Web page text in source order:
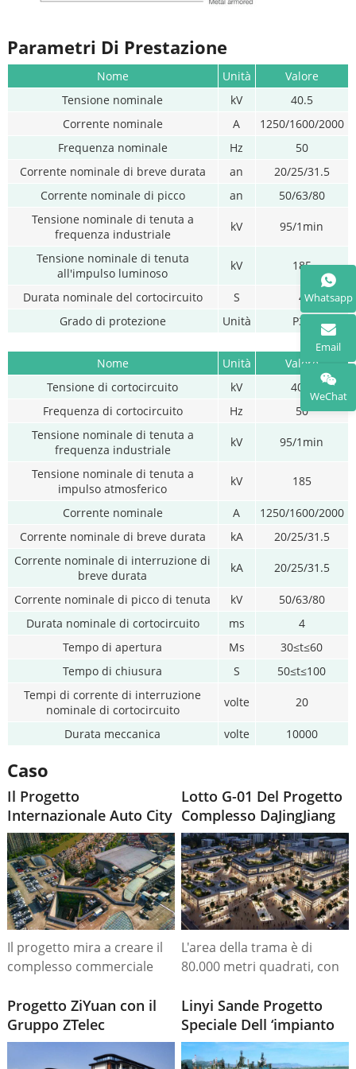
Parametri Di Prestazione
Nome Unità
Valore
Tensione nominale
kV
40.5
Corrente nominale
A
1250/1600/2000
Frequenza nominale
Hz
50
Corrente nominale di breve durata
an
20/25/31.5
Corrente nominale di picco
an
50/63/80
Tensione nominale di tenuta a
frequenza industriale
kV 95/1min
Tensione nominale di tenuta
all'impulso luminoso
kV 185
Durata nominale del cortocircuito S
4
Grado di protezione
Unità P3X
Nome Unità
Valore
Tensione di cortocircuito
kV
40.5
Frequenza di cortocircuito
Hz
50
Tensione nominale di tenuta a
frequenza industriale
kV 95/1min
Tensione nominale di tenuta a
impulso atmosferico
kV 185
Corrente nominale A
1250/1600/2000
Corrente nominale di breve durata
kA
20/25/31.5
Corrente nominale di interruzione di
breve durata
kA 20/25/31.5
Corrente nominale di picco di tenuta kV
50/63/80
Durata nominale di cortocircuito
ms
4
Tempo di apertura
Ms
30≤t≤60
Tempo di chiusura
S
50≤t≤100
Tempi di corrente di interruzione
nominale di cortocircuito
volte 20
Durata meccanica volte 10000
Caso
Il Progetto
Internazionale Auto City
Il progetto mira a creare il
complesso commerciale
professionale nel nord di
Jiangsu con la più grande
scala e le funzioni più
complete, influenzando e
Lotto G-01 Del Progetto
Complesso DaJingJiang
L'area della trama è di
80.000 metri quadrati, con
trasformatore per uso
residenziale di 4 × 500 kVA
+2 × 800 kVA e la capacità
installata per uso pubblico
Progetto ZiYuan con il
Gruppo ZTelec
Linyi Sande Progetto
Speciale Dell ‘impianto
Di Acciaio
Whatsapp
Email
WeChat